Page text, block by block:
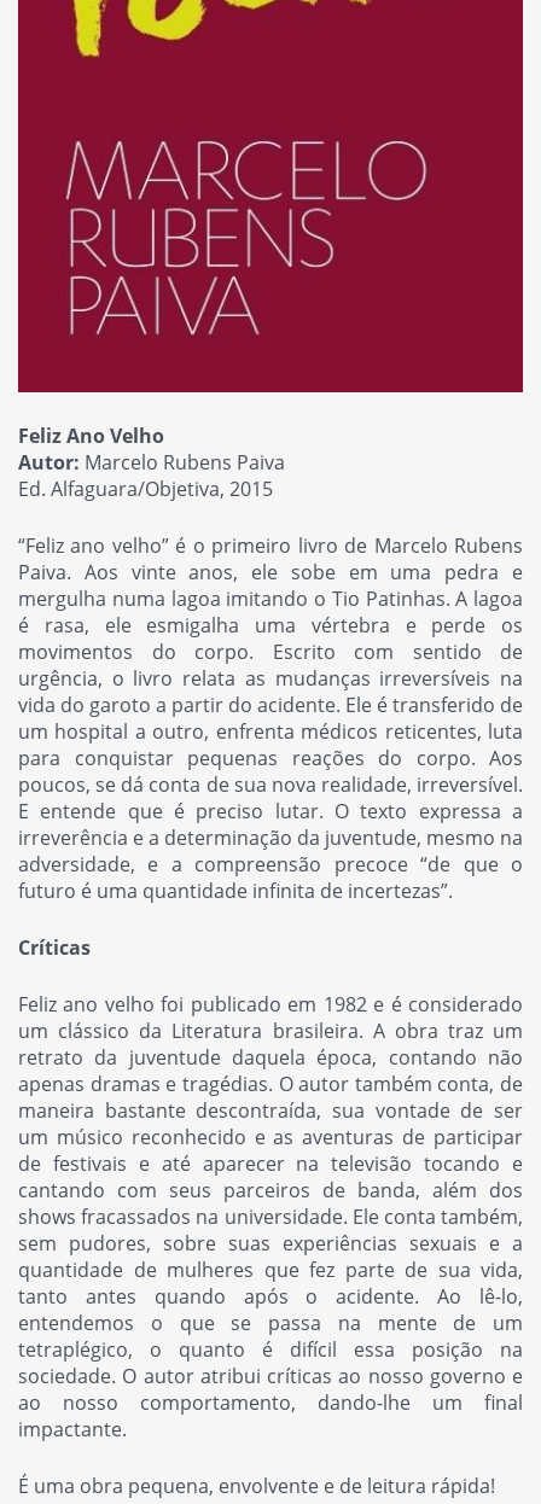
Feliz Ano Velho
Autor: Marcelo Rubens Paiva
Ed. Alfaguara/Objetiva, 2015
“Feliz ano velho” é o primeiro livro de Marcelo Rubens
Paiva. Aos vinte anos, ele sobe em uma pedra e
mergulha numa lagoa imitando o Tio Patinhas. A lagoa
é rasa, ele esmigalha uma vértebra e perde os
movimentos do corpo. Escrito com sentido de
urgência, o livro relata as mudanças irreversíveis na
vida do garoto a partir do acidente. Ele é transferido de
um hospital a outro, enfrenta médicos reticentes, luta
para conquistar pequenas reações do corpo. Aos
poucos, se dá conta de sua nova realidade, irreversível.
E entende que é preciso lutar. O texto expressa a
irreverência e a determinação da juventude, mesmo na
adversidade, e a compreensão precoce “de que o
futuro é uma quantidade infinita de incertezas”.
Críticas
Feliz ano velho foi publicado em 1982 e é considerado
um clássico da Literatura brasileira. A obra traz um
retrato da juventude daquela época, contando não
apenas dramas e tragédias. O autor também conta, de
maneira bastante descontraída, sua vontade de ser
um músico reconhecido e as aventuras de participar
de festivais e até aparecer na televisão tocando e
cantando com seus parceiros de banda, além dos
shows fracassados na universidade. Ele conta também,
sem pudores, sobre suas experiências sexuais e a
quantidade de mulheres que fez parte de sua vida,
tanto antes quando após o acidente. Ao lê-lo,
entendemos o que se passa na mente de um
tetraplégico, o quanto é difícil essa posição na
sociedade. O autor atribui críticas ao nosso governo e
ao nosso comportamento, dando-lhe um final
impactante.
É uma obra pequena, envolvente e de leitura rápida!